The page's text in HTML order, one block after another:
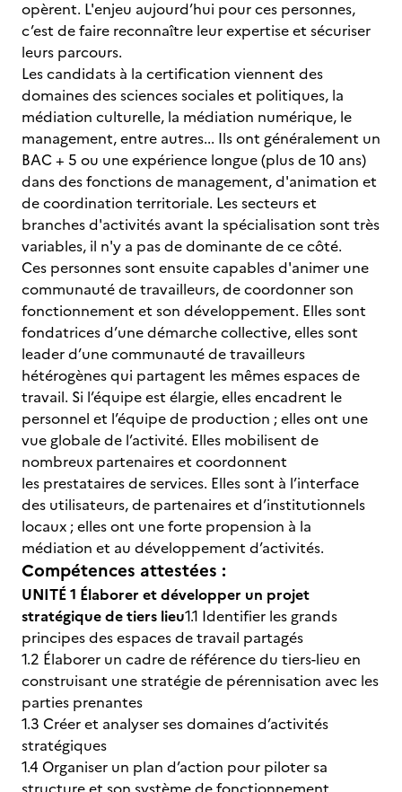
opèrent. L'enjeu aujourd’hui pour ces personnes,
c’est de faire reconnaître leur expertise et sécuriser
leurs parcours.
Les candidats à la certification viennent des
domaines des sciences sociales et politiques, la
médiation culturelle, la médiation numérique, le
management, entre autres... Ils ont généralement un
BAC + 5 ou une expérience longue (plus de 10 ans)
dans des fonctions de management, d'animation et
de coordination territoriale. Les secteurs et
branches d'activités avant la spécialisation sont très
variables, il n'y a pas de dominante de ce côté.
Ces personnes sont ensuite capables d'animer une
communauté de travailleurs, de coordonner son
fonctionnement et son développement. Elles sont
fondatrices d’une démarche collective, elles sont
leader d’une communauté de travailleurs
hétérogènes qui partagent les mêmes espaces de
travail. Si l’équipe est élargie, elles encadrent le
personnel et l’équipe de production ; elles ont une
vue globale de l’activité. Elles mobilisent de
nombreux partenaires et coordonnent
les prestataires de services. Elles sont à l’interface
des utilisateurs, de partenaires et d’institutionnels
locaux ; elles ont une forte propension à la
médiation et au développement d’activités.
Compétences attestées :
UNITÉ 1 Élaborer et développer un projet
stratégique de tiers lieu1.1 Identifier les grands
principes des espaces de travail partagés
1.2 Élaborer un cadre de référence du tiers-lieu en
construisant une stratégie de pérennisation avec les
parties prenantes
1.3 Créer et analyser ses domaines d’activités
stratégiques
1.4 Organiser un plan d’action pour piloter sa